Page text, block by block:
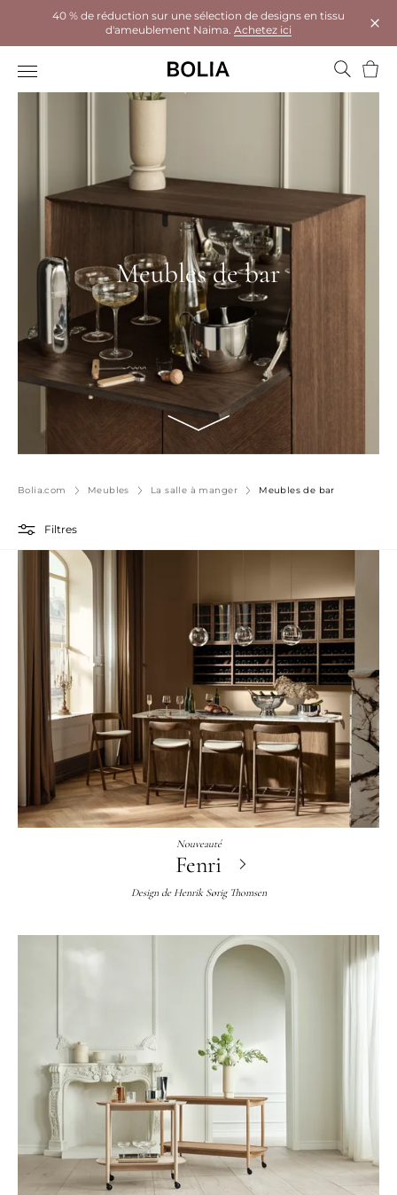
40 % de réduction sur une sélection de designs en tissu
d'ameublement Naima. Achetez ici
Meubles de bar
Bolia.com Meubles La salle à manger Meubles de bar
Filtres
Nouveauté
Fenri
Design de Henrik Sørig Thomsen